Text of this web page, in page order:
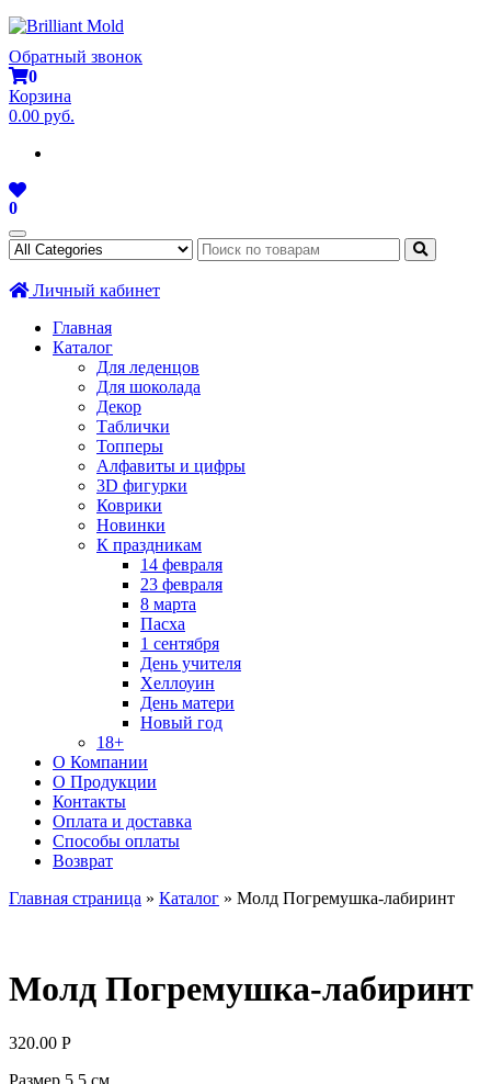
Обратный звонок
0
Корзина
0.00 руб.
0
Личный кабинет
Главная
Каталог
Для леденцов
Для шоколада
Декор
Таблички
Топперы
Алфавиты и цифры
3D фигурки
Коврики
Новинки
К праздникам
14 февраля
23 февраля
8 марта
Пасха
1 сентября
День учителя
Хеллоуин
День матери
Новый год
18+
О Компании
О Продукции
Контакты
Оплата и доставка
Способы оплаты
Возврат
Главная страница » Каталог » Молд Погремушка-лабиринт
Молд Погремушка-лабиринт
320.00 Р
Размер 5,5 см.